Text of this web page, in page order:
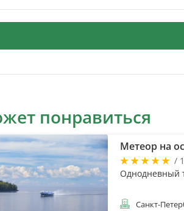
понравиться
Метеор на
/
Однодневный
Санкт-